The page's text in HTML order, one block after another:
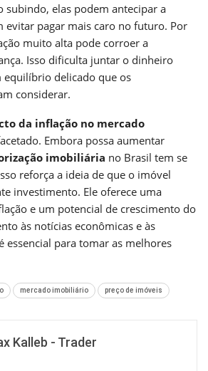
subindo, elas podem antecipar a
evitar pagar mais caro no futuro. Por
muito alta pode corroer a
Isso dificulta juntar o dinheiro
equilíbrio delicado que os
considerar.
da inflação no mercado
Embora possa aumentar
imobiliária no Brasil tem se
reforça a ideia de que o imóvel
investimento. Ele oferece uma
e um potencial de crescimento do
às notícias econômicas e às
essencial para tomar as melhores
mercado imobiliário preço de imóveis
Kalleb - Trader